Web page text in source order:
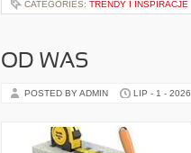
CATEGORIES: TRENDY I INSPIRACJE
OD WAS
POSTED BY ADMIN LIP - 1 - 2026